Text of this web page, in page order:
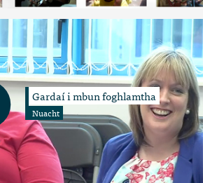
Gardaí i mbun foghlamtha
Nuacht